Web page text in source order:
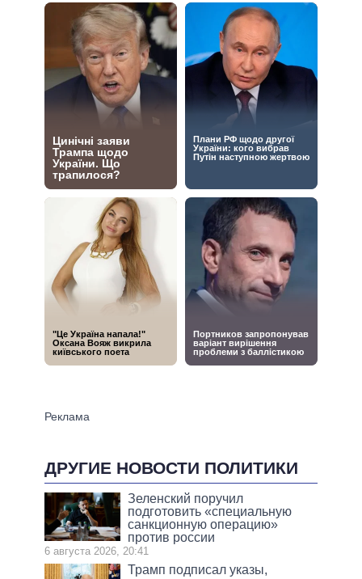
ДРУГИЕ НОВОСТИ ПОЛИТИКИ
Зеленский поручил
подготовить «специальную
санкционную операцию»
против россии
6 августа 2026, 20:41
Трамп подписал указы,